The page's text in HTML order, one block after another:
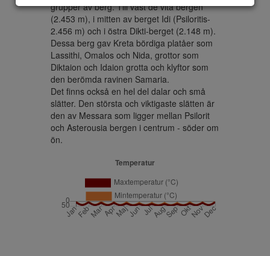
grupper av berg. Till väst de vita bergen
(2.453 m), i mitten av berget Idi (Psiloritis-
2.456 m) och i östra Dikti-berget (2.148 m).
Dessa berg gav Kreta bördiga platåer som
Lassithi, Omalos och Nida, grottor som
Diktaion och Idaion grotta och klyftor som
den berömda ravinen Samaria.
Det finns också en hel del dalar och små
slätter. Den största och viktigaste slätten är
den av Messara som ligger mellan Psilorit
och Asterousia bergen i centrum - söder om
ön.